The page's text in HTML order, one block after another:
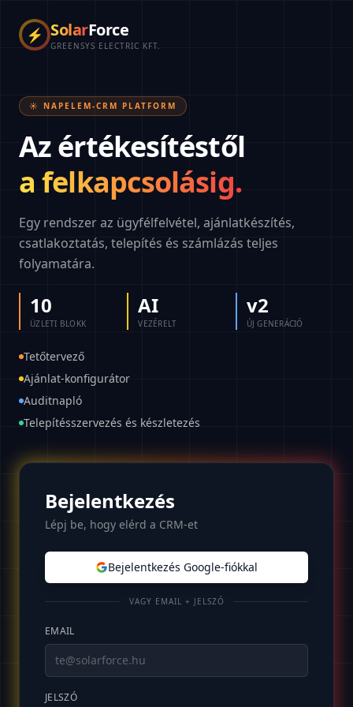
⚡ SolarForce
GREENSYS ELECTRIC KFT.
☀️ NAPELEM-CRM PLATFORM
Az értékesítéstől
a felkapcsolásig.
Egy rendszer az ügyfélfelvétel, ajánlatkészítés,
csatlakoztatás, telepítés és számlázás teljes
folyamatára.
10
ÜZLETI BLOKK
AI
VEZÉRELT
v2
ÚJ GENERÁCIÓ
Tetőtervező
Ajánlat-konfigurátor
Auditnapló
Telepítésszervezés és készletezés
Bejelentkezés
Lépj be, hogy elérd a CRM-et
Bejelentkezés Google-fiókkal
VAGY EMAIL + JELSZÓ
EMAIL
JELSZÓ